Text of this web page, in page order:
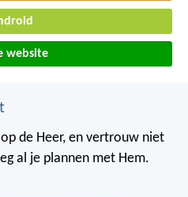
website
de Heer, en vertrouw niet
al je plannen met Hem.